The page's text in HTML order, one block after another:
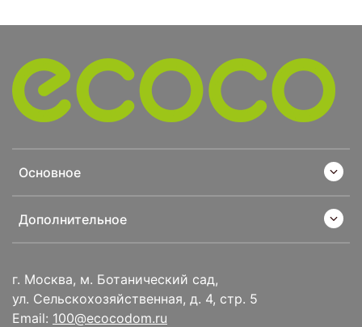
г. Москва, м. Ботанический сад,
ул. Сельскохозяйственная, д. 4, стр. 5
Email: 100@ecocodom.ru
Основное
Дополнительное